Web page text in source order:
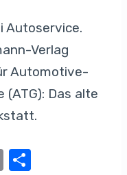
Autoservice.
Verlag
Automotive-
(ATG): Das alte
E